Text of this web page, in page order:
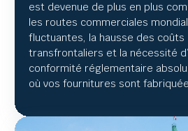
est devenue de plus en plus
les routes commerciales
fluctuantes, la hausse des coûts
transfrontaliers et la nécessité
conformité réglementaire
où vos fournitures sont